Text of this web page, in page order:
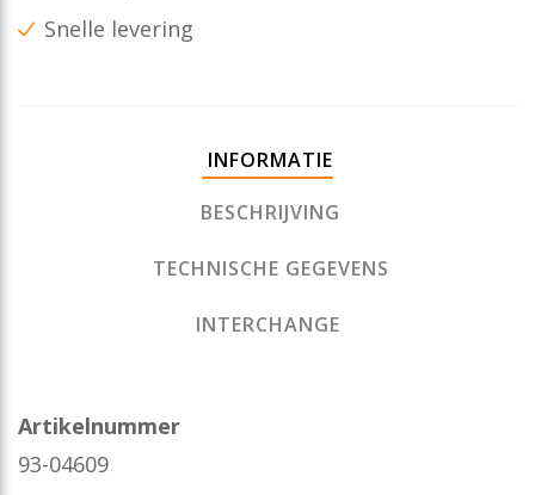
Snelle levering
INFORMATIE
BESCHRIJVING
TECHNISCHE GEGEVENS
INTERCHANGE
Artikelnummer
93-04609